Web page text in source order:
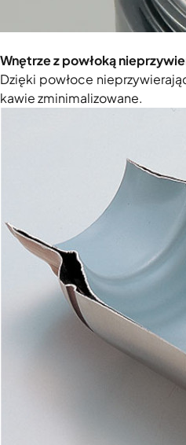
Wnętrze z powłoką
Dzięki powłoce
kawie zminimalizowane.